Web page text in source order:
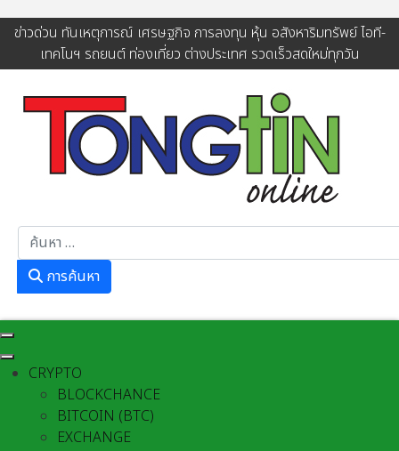
ข่าวด่วน ทันเหตุการณ์ เศรษฐกิจ การลงทุน หุ้น อสังหาริมทรัพย์ ไอที-
เทคโนฯ รถยนต์ ท่องเที่ยว ต่างประเทศ รวดเร็วสดใหม่ทุกวัน
การค้นหา
CRYPTO
BLOCKCHANCE
BITCOIN (BTC)
EXCHANGE